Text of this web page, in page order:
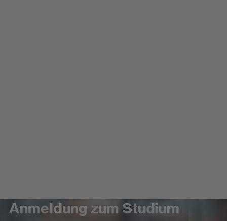
Anmeldung zum Studium